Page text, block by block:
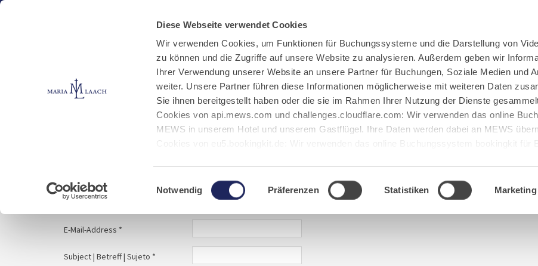
Diese Webseite verwendet Cookies
Wir verwenden Cookies, um Funktionen für Buchungssysteme und die Darstellung von
zu können und die Zugriffe auf unsere Website zu analysieren. Außerdem geben wir
Ihrer Verwendung unserer Website an unsere Partner für Buchungen, Soziale Medien und
weiter. Unsere Partner führen diese Informationen möglicherweise mit weiteren Daten
Sie ihnen bereitgestellt haben oder die sie im Rahmen Ihrer Nutzung der Dienste
Cookies von api.mews.com und challenges.cloudflare.com: Wir verwenden das online
MEWS in unserem Hotel und unserem Gastflügel. Ihre Daten werden dabei an MEWS
Einwilligungsauswahl
Notwendig Präferenzen Statistiken Marketing
Kloster Klosterbetriebe Spenden
E-Mail schreiben
E-Mail schreiben
Your message to | Ihre Nachricht an | Tu mensaje: abtei@maria[...].de
* required information | erforderliche Informationen | Información
Name | Nombre *
E-Mail-Address *
Subject | Betreff | Sujeto *